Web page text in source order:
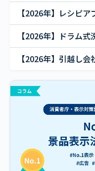
【2026年】レシピア
【2026年】ドラム式
【2026年】引越し